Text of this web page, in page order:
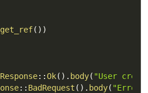
get_ref( ) )
::Ok( ) . body( "User
:: BadRequest ( ) . body( "Error